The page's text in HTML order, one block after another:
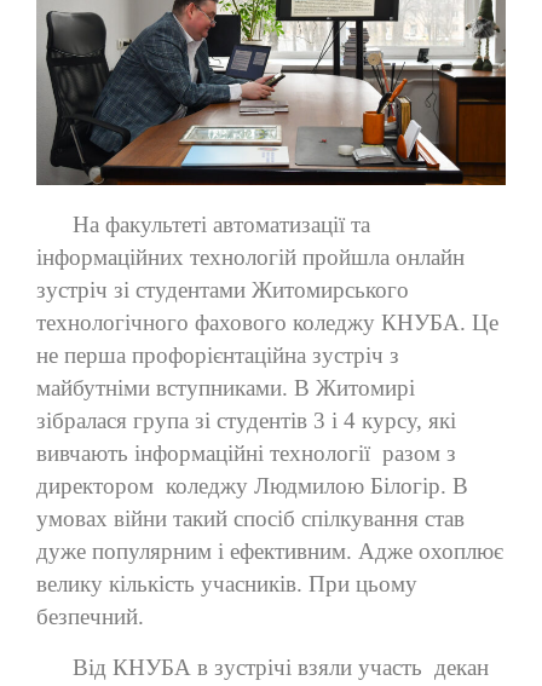
На факультеті автоматизації та
інформаційних технологій пройшла онлайн
зустріч зі студентами Житомирського
технологічного фахового коледжу КНУБА. Це
не перша профорієнтаційна зустріч з
майбутніми вступниками. В Житомирі
зібралася група зі студентів 3 і 4 курсу, які
вивчають інформаційні технології разом з
директором коледжу Людмилою Білогір. В
умовах війни такий спосіб спілкування став
дуже популярним і ефективним. Адже охоплює
велику кількість учасників. При цьому
безпечний.
Від КНУБА в зустрічі взяли участь декан